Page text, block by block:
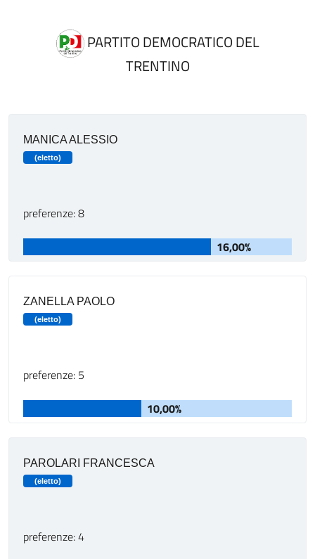
PARTITO DEMOCRATICO DEL
TRENTINO
MANICA ALESSIO
(eletto)
preferenze: 8
16,00%
ZANELLA PAOLO
(eletto)
preferenze: 5
10,00%
PAROLARI FRANCESCA
(eletto)
preferenze: 4